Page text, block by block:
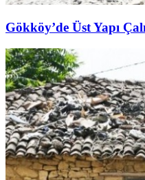
Gökköy’de Üst Yapı